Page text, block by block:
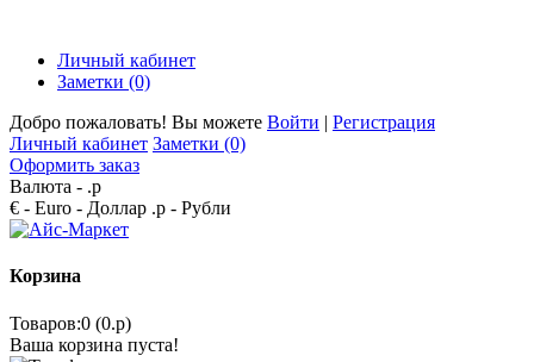
Личный кабинет
Заметки (0)
Добро пожаловать! Вы можете Войти | Регистрация
Личный кабинет Заметки (0)
Оформить заказ
Валюта - .р
€ - Euro - Доллар .р - Рубли
Корзина
Товаров:0 (0.р)
Ваша корзина пуста!